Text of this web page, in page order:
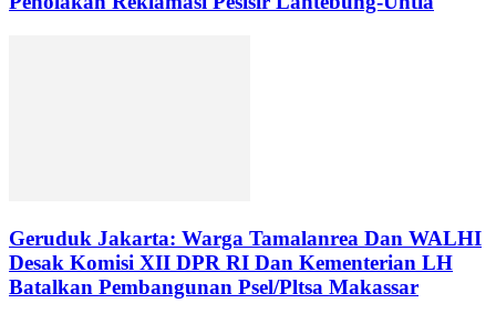
Geruduk Jakarta: Warga Tamalanrea Dan WALHI
Desak Komisi XII DPR RI Dan Kementerian LH
Batalkan Pembangunan Psel/Pltsa Makassar